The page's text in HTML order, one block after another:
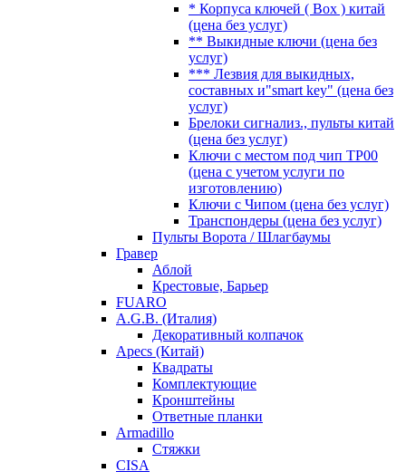
* Корпуса ключей ( Box ) китай
(цена без услуг)
** Выкидные ключи (цена без
услуг)
*** Лезвия для выкидных,
составных и"smart key" (цена без
услуг)
Брелоки сигнализ., пульты китай
(цена без услуг)
Ключи с местом под чип TP00
(цена с учетом услуги по
изготовлению)
Ключи с Чипом (цена без услуг)
Транспондеры (цена без услуг)
Пульты Ворота / Шлагбаумы
Гравер
Аблой
Крестовые, Барьер
FUARO
A.G.B. (Италия)
Декоративный колпачок
Apecs (Китай)
Квадраты
Комплектующие
Кронштейны
Ответные планки
Armadillo
Стяжки
CISA